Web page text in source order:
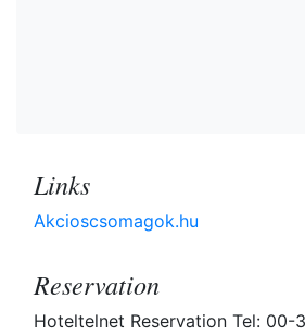
Links
Akcioscsomagok.hu
Reservation
Hoteltelnet Reservation Tel: 00-